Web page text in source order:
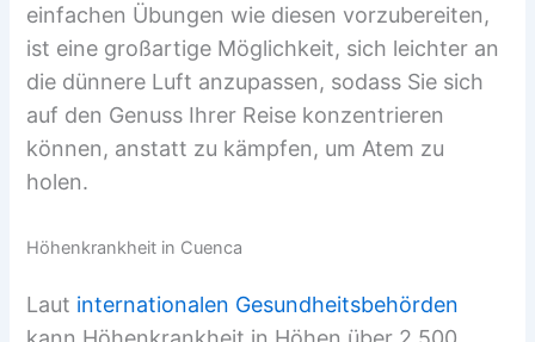
einfachen Übungen wie diesen vorzubereiten,
ist eine großartige Möglichkeit, sich leichter an
die dünnere Luft anzupassen, sodass Sie sich
auf den Genuss Ihrer Reise konzentrieren
können, anstatt zu kämpfen, um Atem zu
holen.
Höhenkrankheit in Cuenca
Laut internationalen Gesundheitsbehörden